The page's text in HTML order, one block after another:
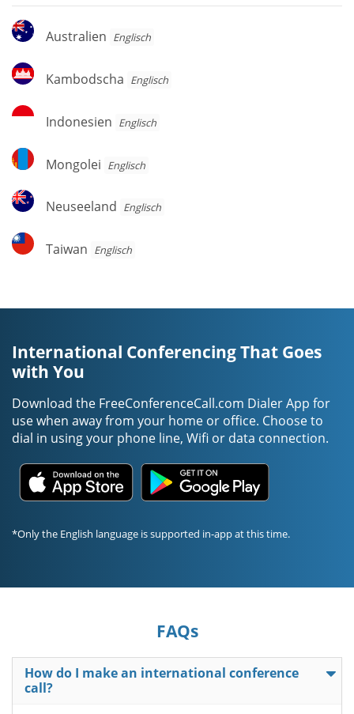
Australien
Australien Englisch
Kambodscha
Kambodscha Englisch
Indonesien
Indonesien Englisch
Mongolei
Mongolei Englisch
Neuseeland
Neuseeland Englisch
Taiwan
Taiwan Englisch
International Conferencing That Goes
with You
Download the FreeConferenceCall.com Dialer App for
use when away from your home or office. Choose to
dial in using your phone line, Wifi or data connection.
*Only the English language is supported in-app at this time.
FAQs
How do I make an international conference
call?